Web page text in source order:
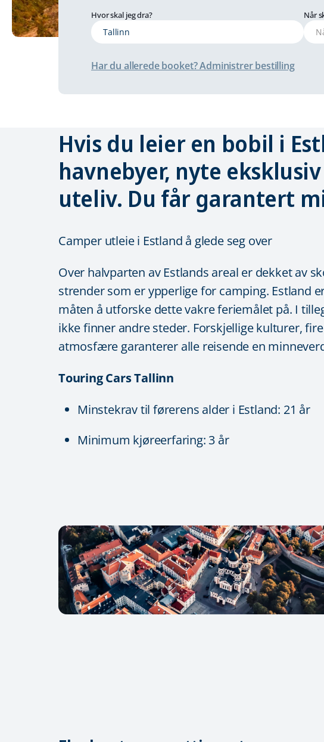
Hvor skal jeg dra? Når
Har du allerede booket? Administrer bestilling
Hvis du leier en bobil i
havnebyer, nyte
uteliv. Du får garantert
Camper utleie i Estland å glede seg over
Over halvparten av Estlands areal er dekket av
strender som er ypperlige for camping. Estland
måten å utforske dette vakre feriemålet på. I
ikke finner andre steder. Forskjellige kulturer,
atmosfære garanterer alle reisende en
Touring Cars Tallinn
Minstekrav til førerens alder i Estland: 21 år
Minimum kjøreerfaring: 3 år